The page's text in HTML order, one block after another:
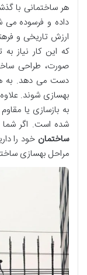
هر ساختمانی با
داده و فرسوده می
ارزش تاریخی و
که این کار نیاز
صورت، طراحی
دست می دهد. به
بهسازی شوند.
به بازسازی یا
شده است. اگر
ساختمان خود را
مراحل بهسازی